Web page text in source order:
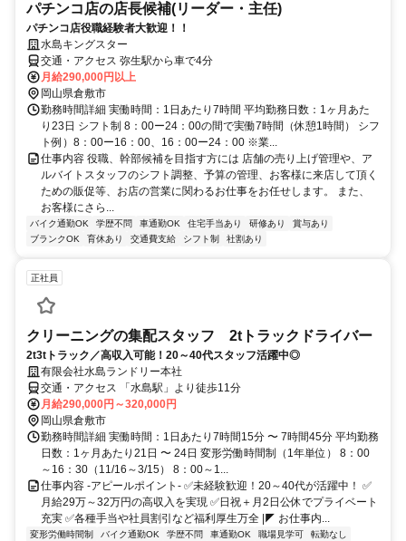
パチンコ店の店長候補(リーダー・主任)
パチンコ店役職経験者大歓迎！！
水島キングスター
交通・アクセス 弥生駅から車で4分
月給290,000円以上
岡山県倉敷市
勤務時間詳細 実働時間：1日あたり7時間 平均勤務日数：1ヶ月あた
り23日 シフト制 8：00ー24：00の間で実働7時間（休憩1時間） シフ
ト例）8：00ー16：00、16：00ー24：00 ※業...
仕事内容 役職、幹部候補を目指す方には 店舗の売り上げ管理や、ア
ルバイトスタッフのシフト調整、予算の管理、お客様に来店して頂く
ための販促等、お店の営業に関わるお仕事をお任せします。 また、
お客様にさら...
バイク通勤OK 学歴不問 車通勤OK 住宅手当あり 研修あり
賞与あり
ブランクOK
育休あり 交通費支給 シフト制 社割あり
正社員
クリーニングの集配スタッフ 2tトラックドライバー
2t3tトラック／高収入可能！20～40代スタッフ活躍中◎
有限会社水島ランドリー本社
交通・アクセス 「水島駅」より徒歩11分
月給290,000円～320,000円
岡山県倉敷市
勤務時間詳細 実働時間：1日あたり7時間15分 〜 7時間45分 平均勤務
日数：1ヶ月あたり21日 〜 24日 変形労働時間制（1年単位） 8：00
～16：30（11/16～3/15） 8：00～1...
仕事内容 -アピールポイント- ✅未経験歓迎！20～40代が活躍中！ ✅
月給29万～32万円の高収入を実現 ✅日祝＋月2日公休でプライベート
充実 ✅各種手当や社員割引など福利厚生万全 |◤ お仕事内...
変形労働時間制 バイク通勤OK 学歴不問 車通勤OK 職場見学可
転勤なし